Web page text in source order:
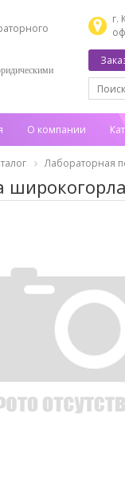
г.
О компании
Лабораторная